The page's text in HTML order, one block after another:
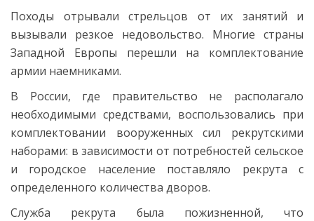
Походы отрывали стрельцов от их занятий и
вызывали резкое недовольство. Многие страны
Западной Европы перешли на комплектование
армии наемниками.
В России, где правительство не располагало
необходимыми средствами, воспользовались при
комплектовании вооруженных сил рекрутскими
наборами: в зависимости от потребностей сельское
и городское население поставляло рекрута с
определенного количества дворов.
Служба рекрута была пожизненной, что